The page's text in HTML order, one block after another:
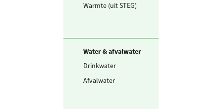
Warmte (uit STEG)
Water & afvalwater
Drinkwater
Afvalwater